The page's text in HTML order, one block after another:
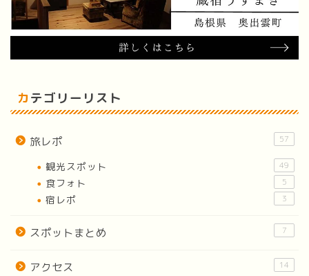
カテゴリーリスト
旅レポ 57
観光スポット 49
食フォト 5
宿レポ 3
スポットまとめ 7
アクセス 14